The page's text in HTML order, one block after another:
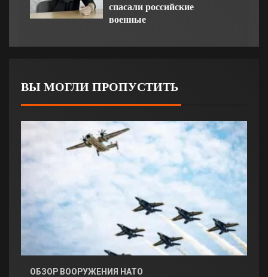
спасали российские
военные
ВЫ МОГЛИ ПРОПУСТИТЬ
ОБЗОР ВООРУЖЕНИЯ НАТО